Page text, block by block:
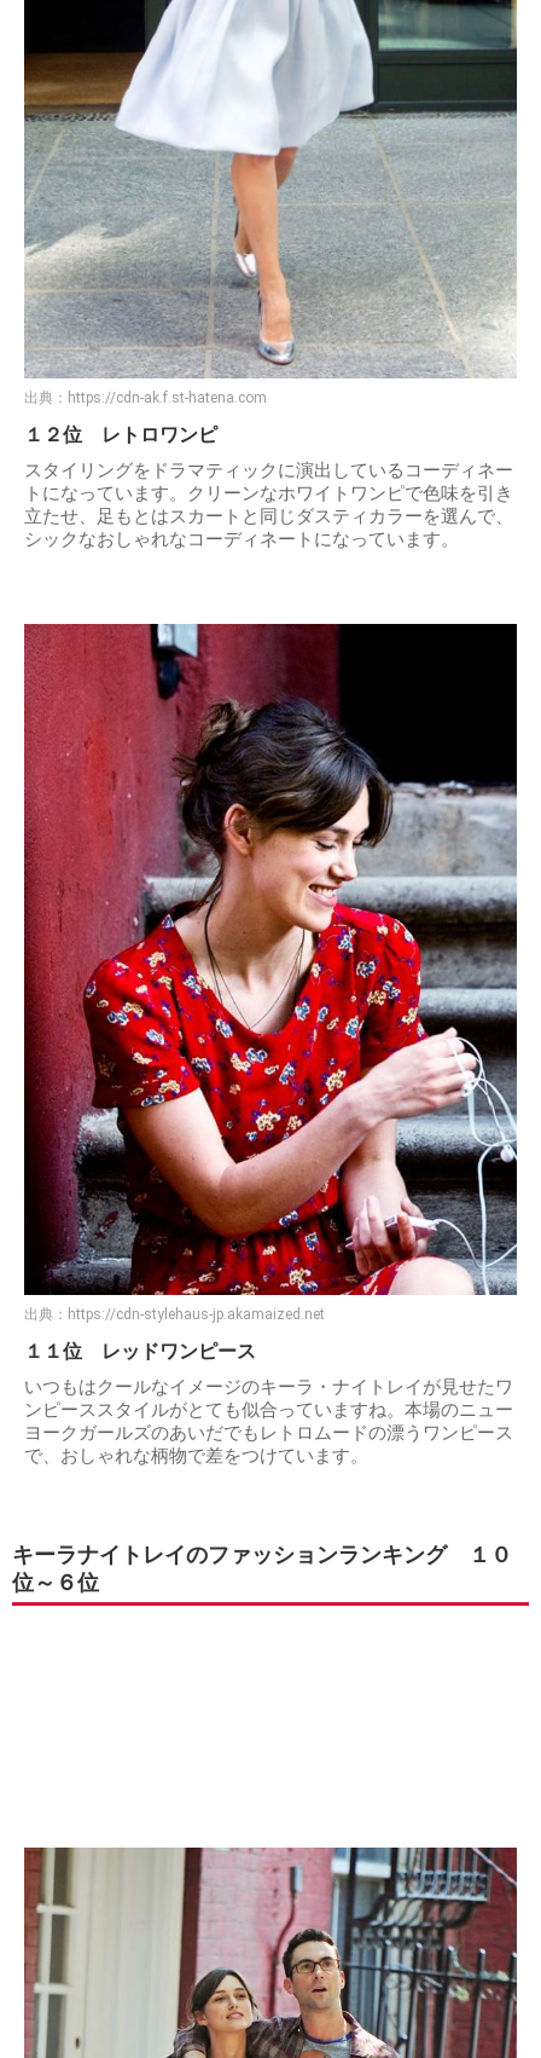
出典： https://cdn-ak.f.st-hatena.com
１２位 レトロワンピ
スタイリングをドラマティックに演出しているコーディネー
トになっています。クリーンなホワイトワンピで色味を引き
立たせ、足もとはスカートと同じダスティカラーを選んで、
シックなおしゃれなコーディネートになっています。
出典： https://cdn-stylehaus-jp.akamaized.net
１１位 レッドワンピース
いつもはクールなイメージのキーラ・ナイトレイが見せたワ
ンピーススタイルがとても似合っていますね。本場のニュー
ヨークガールズのあいだでもレトロムードの漂うワンピース
で、おしゃれな柄物で差をつけています。
キーラナイトレイのファッションランキング １０
位～６位